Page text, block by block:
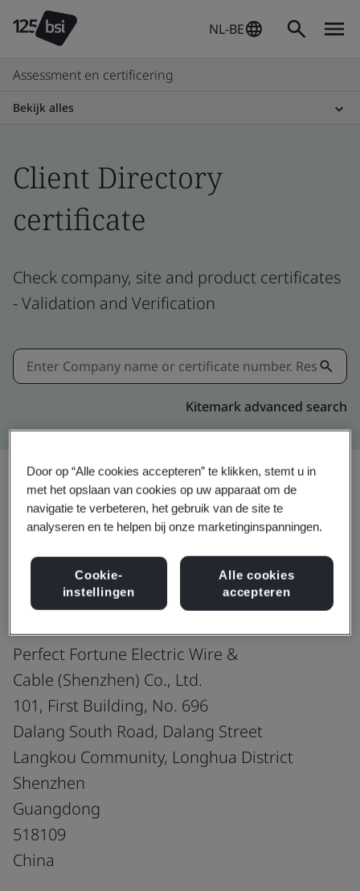
NL-BE
Assessment en certificering
Bekijk alles
Client Directory
certificate
Check company, site and product certificates
- Validation and Verification
Kitemark advanced search
Delen: Download
ISO 14001:2015
Perfect Fortune Electric Wire &
Cable (Shenzhen) Co., Ltd.
101, First Building, No. 696
Dalang South Road, Dalang Street
Langkou Community, Longhua District
Shenzhen
Guangdong
518109
China
Door op “Alle cookies accepteren” te klikken, stemt u in
met het opslaan van cookies op uw apparaat om de
navigatie te verbeteren, het gebruik van de site te
analyseren en te helpen bij onze marketinginspanningen.
Cookie-
instellingen
Alle cookies
accepteren